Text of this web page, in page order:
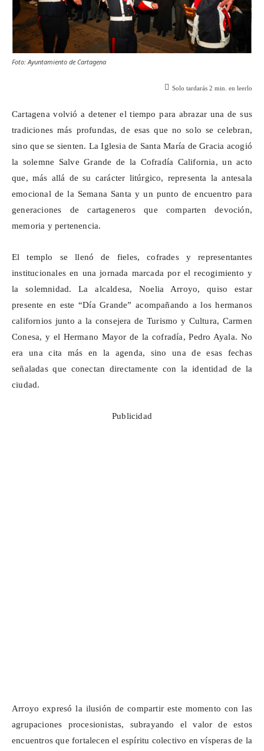
Foto: Ayuntamiento de Cartagena
Solo tardarás 2 min. en leerlo
Cartagena volvió a detener el tiempo para abrazar una de sus
tradiciones más profundas, de esas que no solo se celebran,
sino que se sienten. La Iglesia de Santa María de Gracia acogió
la solemne Salve Grande de la Cofradía California, un acto
que, más allá de su carácter litúrgico, representa la antesala
emocional de la Semana Santa y un punto de encuentro para
generaciones de cartageneros que comparten devoción,
memoria y pertenencia.
El templo se llenó de fieles, cofrades y representantes
institucionales en una jornada marcada por el recogimiento y
la solemnidad. La alcaldesa, Noelia Arroyo, quiso estar
presente en este “Día Grande” acompañando a los hermanos
californios junto a la consejera de Turismo y Cultura, Carmen
Conesa, y el Hermano Mayor de la cofradía, Pedro Ayala. No
era una cita más en la agenda, sino una de esas fechas
señaladas que conectan directamente con la identidad de la
ciudad.
Publicidad
Arroyo expresó la ilusión de compartir este momento con las
agrupaciones procesionistas, subrayando el valor de estos
encuentros que fortalecen el espíritu colectivo en vísperas de la